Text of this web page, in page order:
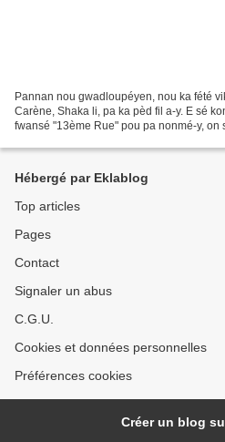
Pannan nou gwadloupéyen, nou ka fété
Carène, Shaka li, pa ka pèd fil a-y. E sé
fwansé "13ème Rue" pou pa nonmé-y, on
Hébergé par Eklablog
Top articles
Pages
Contact
Signaler un abus
C.G.U.
Cookies et données personnelles
Préférences cookies
Créer un blog